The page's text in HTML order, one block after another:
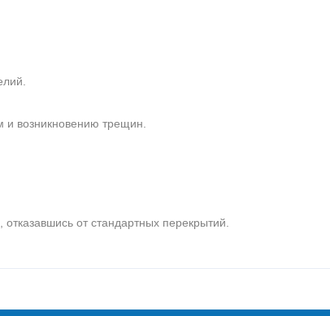
возникновению трещин.
от стандартных перекрытий.